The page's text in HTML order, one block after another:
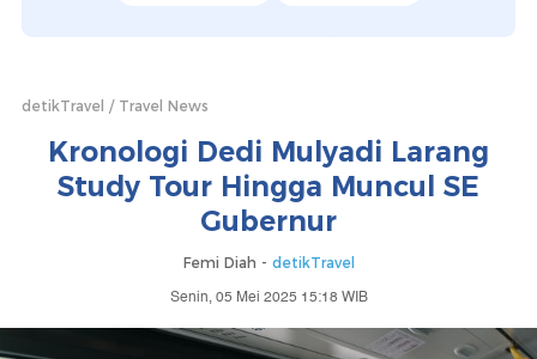
detikTravel Travel News
Kronologi Dedi Mulyadi Larang
Study Tour Hingga Muncul SE
Gubernur
Femi Diah - detikTravel
Senin, 05 Mei 2025 15:18 WIB